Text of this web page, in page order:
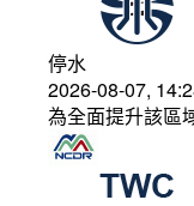
停水
2026-08-07,
為全面提升該區